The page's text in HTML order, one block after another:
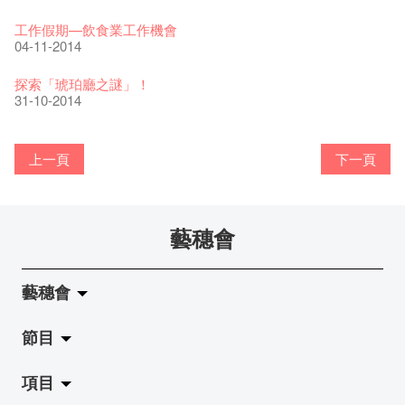
09-07-2021
05-03-2021
暫時關閉作深層清潔和靜修
03-04-2020
我們的辣椒小故事 Part 2
23-03-2020
走向自由
17-06-2019
青菜沙律 - 也斯
Pop-up Symphonic Artbar
24-11-2017
02-11-2017
16-08-2017
14-08-2017
聘請: 藝穗會藝術行政實習生
07-03-2017
''Happiness, not in another place, but in this place; not for
another hour, but this hour." Walt Whitma
【藝穗會的20個秘密】 #18 素食午餐的歷史由來
22-11-2016
藝穗會的20個秘密】#17 有幾多級樓梯？
18-11-2016
【藝穗會的20個秘密】 #09 為什麼藝穗會的畫廊叫陳麗玲畫
24-10-2016
【藝穗會的20個秘密】#04 誰設計藝穗會Logos?
【藝穗會的20個秘密】#03 藝穗會名字的由來
09-08-2016
25-07-2016
藝穗默劇實驗室主席 - Owen Lee
01-03-2016
舞蹈家 - Andy Wong
25-02-2016
圖利古爾2016［無界］巡演
風欲靜－杜可風X許靜聯展
藝術公社 x C&G x 藝穗會第一次會議
08-06-2015
試過冰窖的新menu了嗎？
20-05-2015
Benny和黃玉龍
17-03-2015
2015-2016 藝術場地資助計劃
17-03-2015
「一睡解千愁，夢中找自由」藝術家劉智倫@本地薑
11-02-2015
跟大家介紹中大的實習生Gloria and Anthony!
05-02-2015
Colette's之晚餐!
12-01-2015
愛這片綠!
08-01-2015
“Artists in search of ghosts in fringe underground”
13-12-2014
與義工初會！
11-12-2014
想知道Joon在分享甚麼嗎？
26-11-2014
實習生們畢業了！
25-11-2014
工作假期—飲食業工作機會
04-11-2014
探索「琥珀廳之謎」！
31-10-2014
藝術家沙龍 — 洪志侖 (韓國)
29-10-2014
19-08-2014
13-08-2014
05-08-2014
攝影廊變身Colette's Bar 12:00-00:00
17-02-2014
上一頁 下一頁
藝穗會
藝穗會
關於藝穗會
藝穗會的演化
節目
拉闊
項目